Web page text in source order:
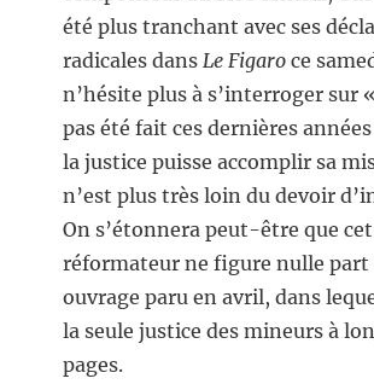
été plus tranchant avec ses
radicales dans Le Figaro ce
n’hésite plus à s’interroger sur
pas été fait ces dernières
la justice puisse accomplir sa
n’est plus très loin du devoir
On s’étonnera peut-être que
réformateur ne figure nulle part
ouvrage paru en avril, dans
la seule justice des mineurs à
pages.